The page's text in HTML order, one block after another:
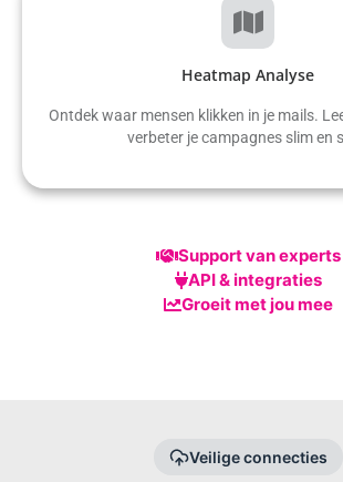
Heatmap Analyse
Ontdek waar mensen klikken in je mails.
verbeter je campagnes slim en
Support van experts
API & integraties
Groeit met jou mee
Veilige connecties